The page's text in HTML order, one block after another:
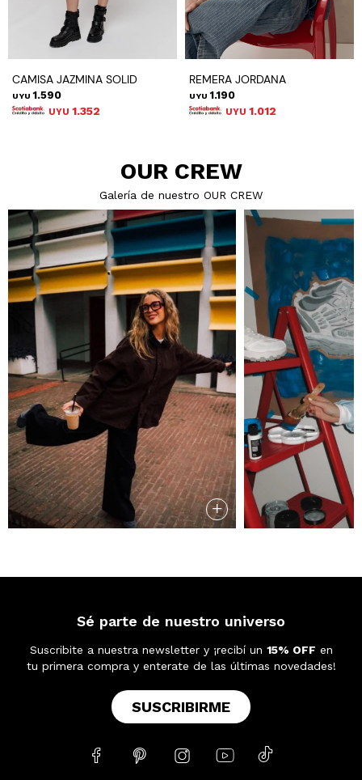
CAMISA JAZMINA SOLID
UYU 1.590
UYU 1.352
REMERA JORDANA
UYU 1.190
UYU 1.012
OUR CREW
Galería de nuestro OUR CREW
Sé parte de nuestro universo
Suscribite a nuestra newsletter y ¡recibí un 15% OFF en
tu primera compra y enterate de las últimas novedades!
SUSCRIBIRME
    